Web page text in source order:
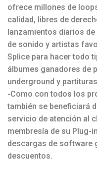
ofrece millones de
calidad, libres de
lanzamientos diarios
de sonido y artistas
Splice para hacer todo
álbumes ganadores de
underground y
-Como con todos los
también se beneficiará
servicio de atención al
membresía de su Plug-
descargas de software
descuentos.